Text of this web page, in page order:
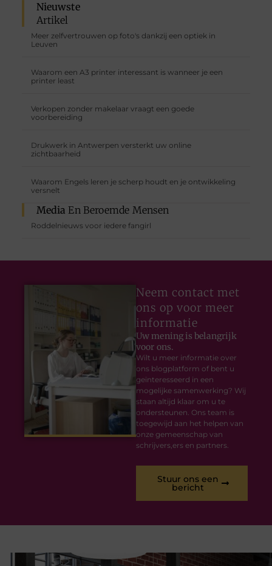
Nieuwste
Artikel
Meer zelfvertrouwen op foto's dankzij een optiek in
Leuven
Waarom een A3 printer interessant is wanneer je een
printer least
Verkopen zonder makelaar vraagt een goede
voorbereiding
Drukwerk in Antwerpen versterkt uw online
zichtbaarheid
Waarom Engels leren je scherp houdt en je ontwikkeling
versnelt
Media En Beroemde Mensen
Roddelnieuws voor iedere fangirl
Neem contact met
ons op voor meer
informatie
Uw mening is belangrijk
voor ons.
Wilt u meer informatie over
ons blogplatform of bent u
geïnteresseerd in een
mogelijke samenwerking? Wij
staan altijd klaar om u te
ondersteunen. Ons team is
toegewijd aan het helpen van
onze gemeenschap van
schrijvers,ers en partners.
Stuur ons een
bericht